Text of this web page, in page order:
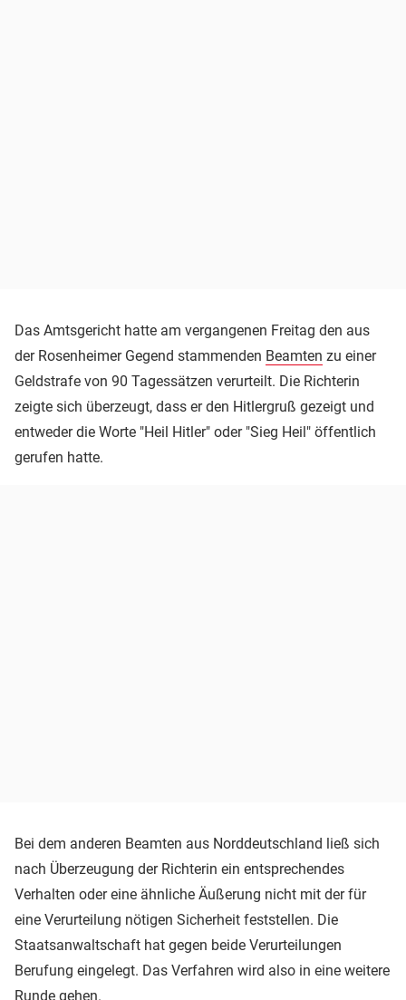
Das Amtsgericht hatte am vergangenen Freitag den aus
der Rosenheimer Gegend stammenden Beamten zu einer
Geldstrafe von 90 Tagessätzen verurteilt. Die Richterin
zeigte sich überzeugt, dass er den Hitlergruß gezeigt und
entweder die Worte "Heil Hitler" oder "Sieg Heil" öffentlich
gerufen hatte.
Bei dem anderen Beamten aus Norddeutschland ließ sich
nach Überzeugung der Richterin ein entsprechendes
Verhalten oder eine ähnliche Äußerung nicht mit der für
eine Verurteilung nötigen Sicherheit feststellen. Die
Staatsanwaltschaft hat gegen beide Verurteilungen
Berufung eingelegt. Das Verfahren wird also in eine weitere
Runde gehen.